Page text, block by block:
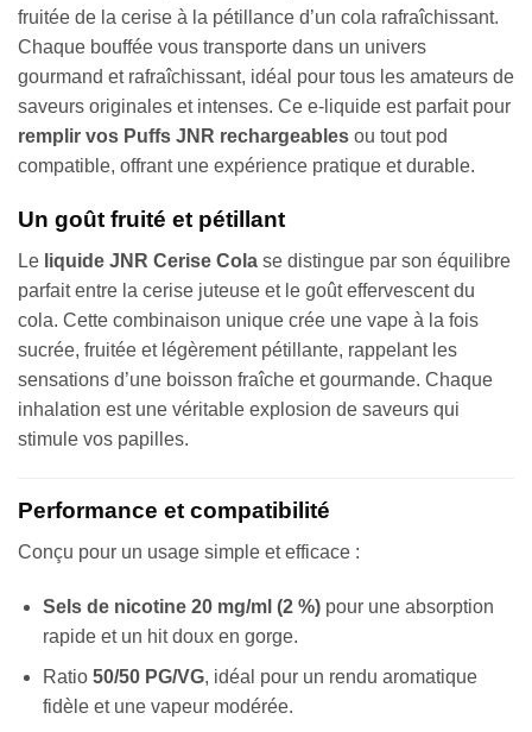
fruitée de la cerise à la pétillance d’un cola rafraîchissant.
Chaque bouffée vous transporte dans un univers
gourmand et rafraîchissant, idéal pour tous les amateurs de
saveurs originales et intenses. Ce e-liquide est parfait pour
remplir vos Puffs JNR rechargeables ou tout pod
compatible, offrant une expérience pratique et durable.
Un goût fruité et pétillant
Le liquide JNR Cerise Cola se distingue par son équilibre
parfait entre la cerise juteuse et le goût effervescent du
cola. Cette combinaison unique crée une vape à la fois
sucrée, fruitée et légèrement pétillante, rappelant les
sensations d’une boisson fraîche et gourmande. Chaque
inhalation est une véritable explosion de saveurs qui
stimule vos papilles.
Performance et compatibilité
Conçu pour un usage simple et efficace :
Sels de nicotine 20 mg/ml (2 %)pour une absorption
rapide et un hit doux en gorge.
Ratio 50/50 PG/VG, idéal pour un rendu aromatique
fidèle et une vapeur modérée.